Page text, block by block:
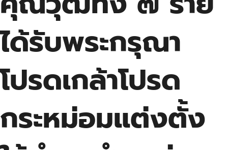
ได้รับพระกรุณา
โปรดเกล้าโปรด
กระหม่อมแต่งตั้ง